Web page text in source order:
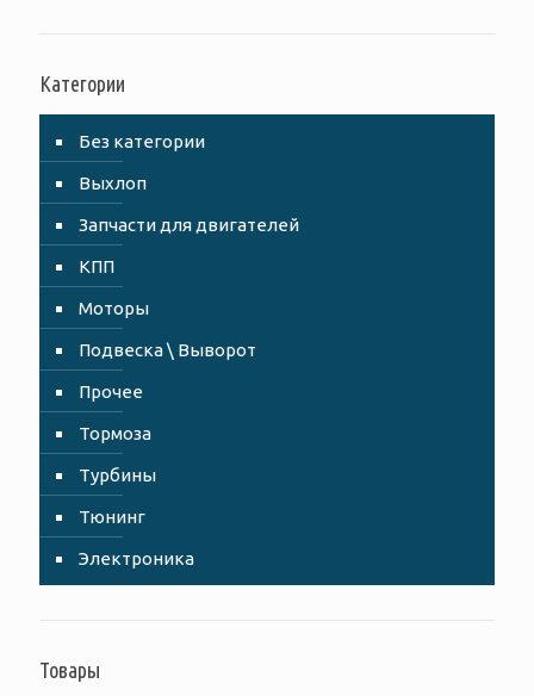
Категории
Без категории
Выхлоп
Запчасти для двигателей
КПП
Моторы
Подвеска \ Выворот
Прочее
Тормоза
Турбины
Тюнинг
Электроника
Товары